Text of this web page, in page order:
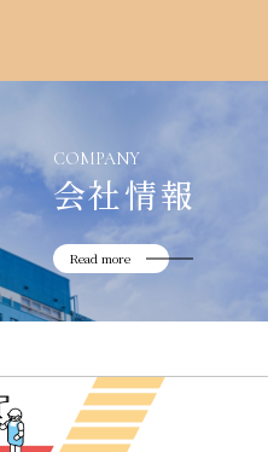
COMPANY
会社情報
Read more